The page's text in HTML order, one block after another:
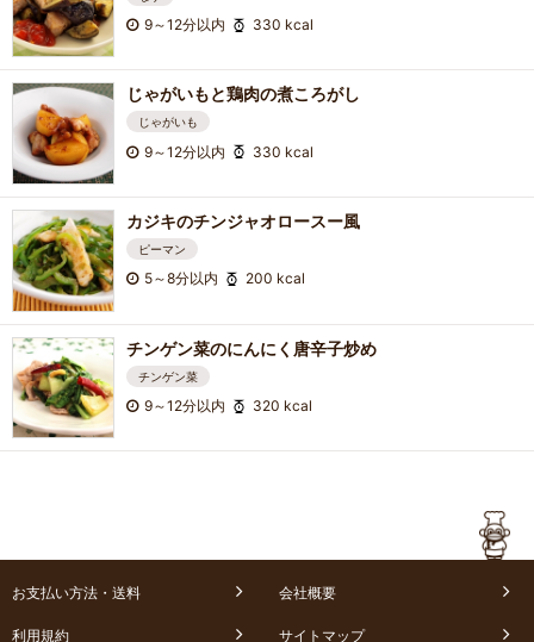
9～12分以内 330 kcal
じゃがいもと鶏肉の煮ころがし
じゃがいも
9～12分以内 330 kcal
カジキのチンジャオロースー風
ピーマン
5～8分以内 200 kcal
チンゲン菜のにんにく唐辛子炒め
チンゲン菜
9～12分以内 320 kcal
お支払い方法・送料 会社概要
利用規約 サイトマップ